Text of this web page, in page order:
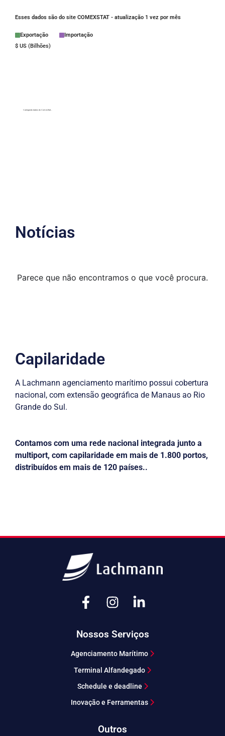
Exportação Importação
Carregando dados do ComexStat...
Notícias
Parece que não encontramos o que você procura.
Capilaridade
A Lachmann agenciamento marítimo possui cobertura
nacional, com extensão geográfica de Manaus ao Rio
Grande do Sul.
Contamos com uma rede nacional integrada junto a
multiport, com capilaridade em mais de 1.800 portos,
distribuídos em mais de 120 países..
Nossos Serviços
Agenciamento Marítimo
Terminal Alfandegado
Schedule e deadline
Inovação e Ferramentas
Outros